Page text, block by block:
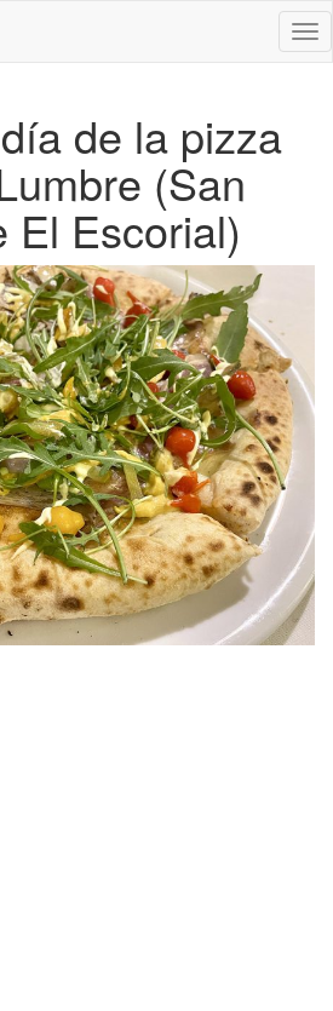
de la pizza
(San
El Escorial)